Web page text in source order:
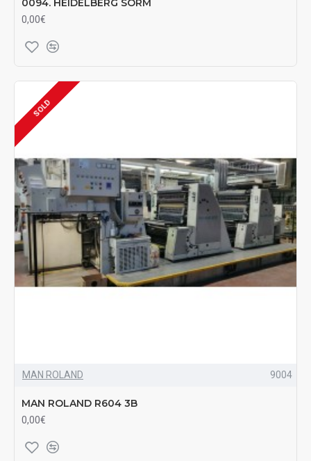
0094. HEIDELBERG SORM
0,00€
SOLD
MAN ROLAND 9004
MAN ROLAND R604 3B
0,00€